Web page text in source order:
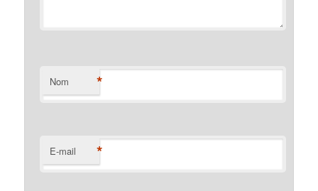
Nom *
E-mail *